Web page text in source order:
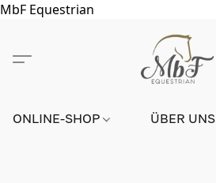
MbF Equestrian
ONLINE-SHOP ÜBER UNS